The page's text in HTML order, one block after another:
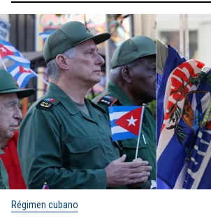
Régimen cubano